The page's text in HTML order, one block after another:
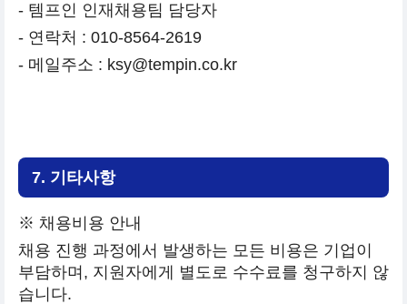
- 템프인 인재채용팀 담당자
- 연락처 : 010-8564-2619
- 메일주소 : ksy@tempin.co.kr
7. 기타사항
※ 채용비용 안내
채용 진행 과정에서 발생하는 모든 비용은 기업이
부담하며, 지원자에게 별도로 수수료를 청구하지 않
습니다.